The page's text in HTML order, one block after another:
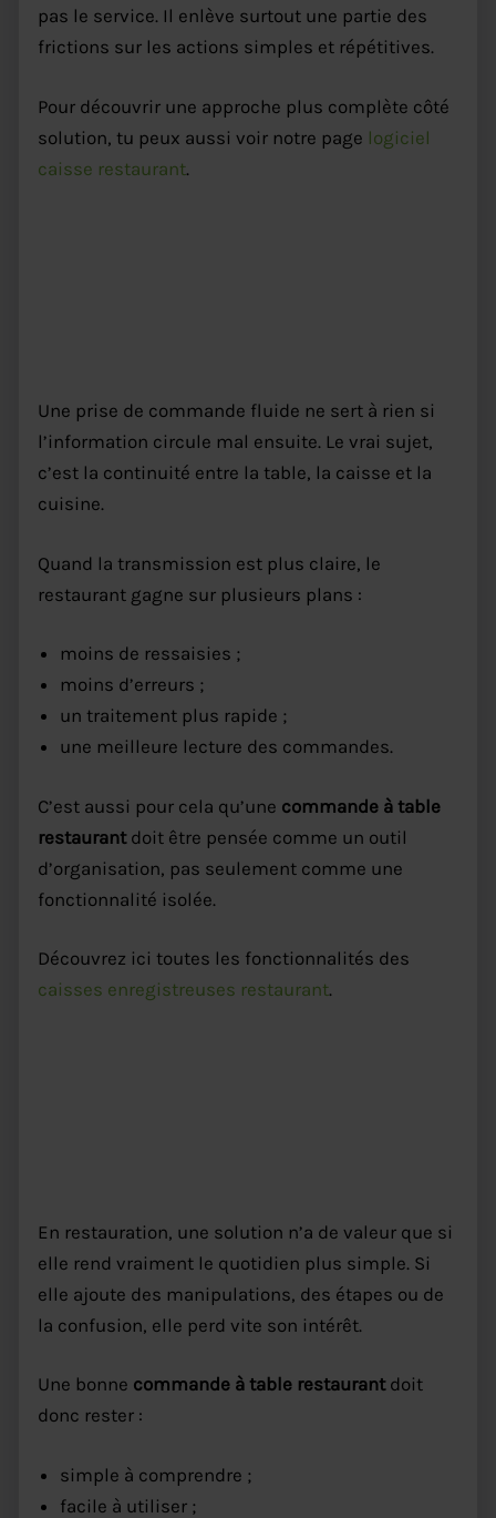
pas le service. Il enlève surtout une partie des
frictions sur les actions simples et répétitives.
Pour découvrir une approche plus complète côté
solution, tu peux aussi voir notre page logiciel
caisse restaurant.
Une prise de commande fluide ne sert à rien si
l’information circule mal ensuite. Le vrai sujet,
c’est la continuité entre la table, la caisse et la
cuisine.
Quand la transmission est plus claire, le
restaurant gagne sur plusieurs plans :
moins de ressaisies ;
moins d’erreurs ;
un traitement plus rapide ;
une meilleure lecture des commandes.
C’est aussi pour cela qu’une commande à table
restaurantdoit être pensée comme un outil
d’organisation, pas seulement comme une
fonctionnalité isolée.
Découvrez ici toutes les fonctionnalités des
caisses enregistreuses restaurant.
En restauration, une solution n’a de valeur que si
elle rend vraiment le quotidien plus simple. Si
elle ajoute des manipulations, des étapes ou de
la confusion, elle perd vite son intérêt.
Une bonne commande à table restaurantdoit
donc rester :
simple à comprendre ;
facile à utiliser ;